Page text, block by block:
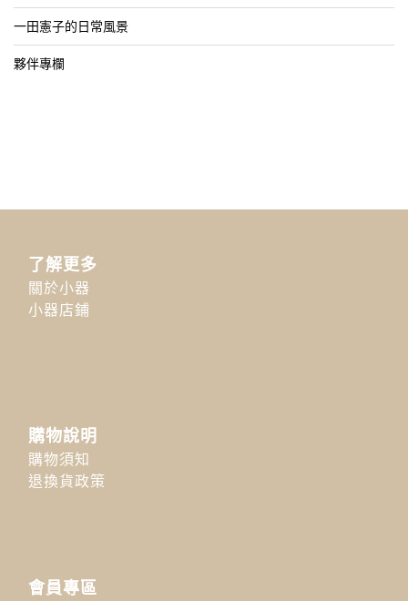
一田憲子的日常風景
夥伴專欄
了解更多
關於小器
小器店鋪
購物說明
購物須知
退換貨政策
會員專區